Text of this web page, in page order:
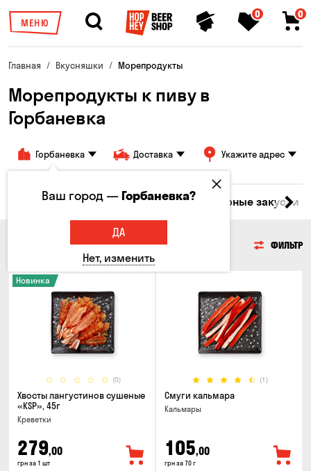
МЕНЮ
0 0
Главная Вкусняшки Морепродукты
Морепродукты к пиву в
Горбаневка
Горбаневка Доставка Укажите адрес
Мясо Рыба Морепродукты Сырные закуски
МОРЕПРОДУКТЫ ФИЛЬТР
(0)
Новинка
Хвосты лангустинов сушеные
«KSP», 45г
Креветки
279,00
грн за 1 шт
(1)
Смуги кальмара
Кальмары
105,00
грн за 70 г
Ваш город —Горбаневка?
ДА
Нет, изменить